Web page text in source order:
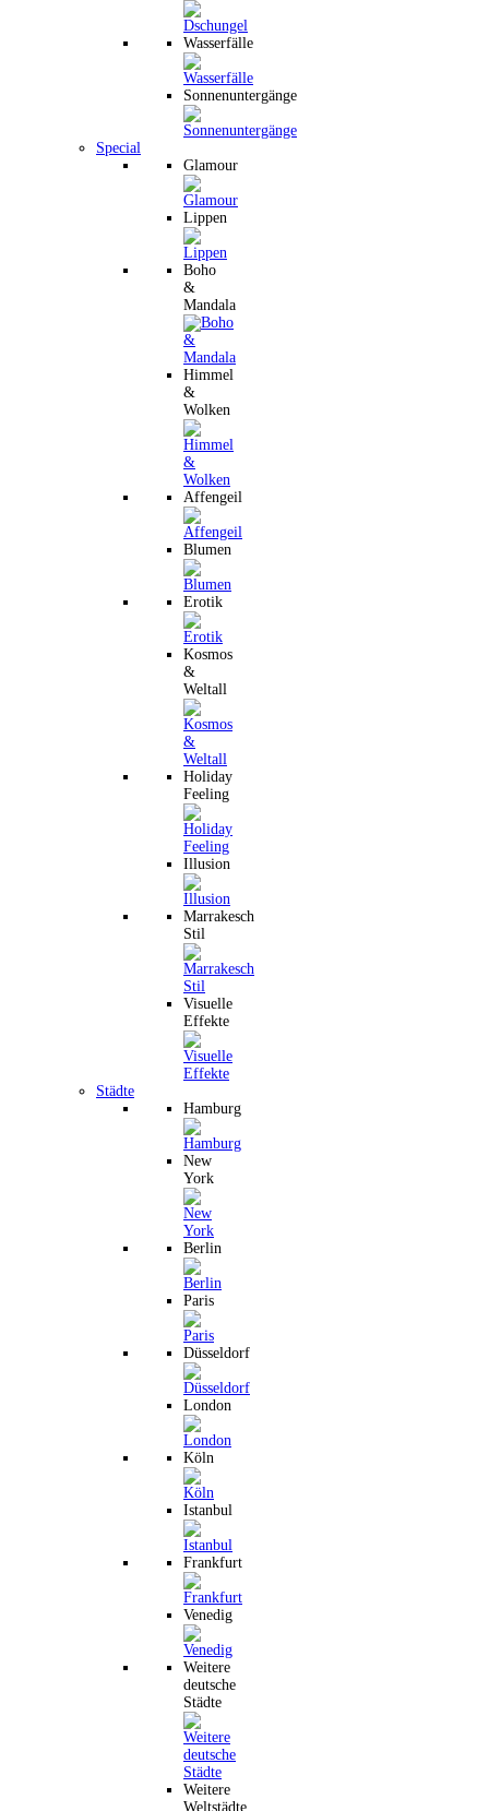
Wasserfälle
Sonnenuntergänge
Special
Glamour
Lippen
Boho
&
Mandala
Himmel
&
Wolken
Affengeil
Blumen
Erotik
Kosmos
&
Weltall
Holiday
Feeling
Illusion
Marrakesch
Stil
Visuelle
Effekte
Städte
Hamburg
New
York
Berlin
Paris
Düsseldorf
London
Köln
Istanbul
Frankfurt
Venedig
Weitere
deutsche
Städte
Weitere
Weltstädte